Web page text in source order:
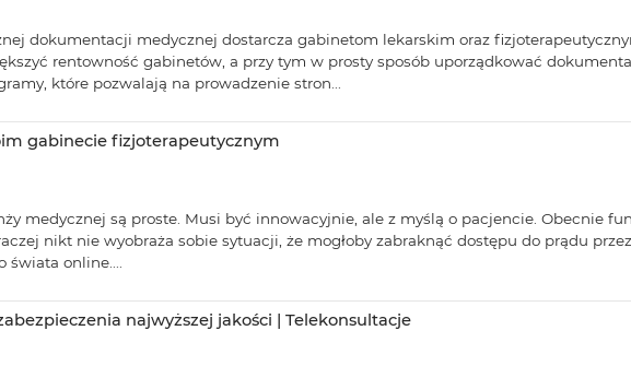
dokumentacji medycznej dostarcza gabinetom lekarskim oraz
rentowność gabinetów, a przy tym w prosty sposób uporządkować
które pozwalają na prowadzenie stron...
gabinecie fizjoterapeutycznym
medycznej są proste. Musi być innowacyjnie, ale z myślą o pacjencie. Obecnie
nikt nie wyobraża sobie sytuacji, że mogłoby zabraknąć dostępu do prądu
świata online....
najwyższej jakości | Telekonsultacje